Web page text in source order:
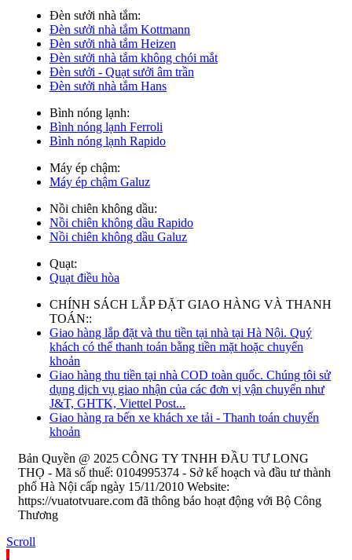
Đèn sưởi nhà tắm:
Đèn sưởi nhà tắm Kottmann
Đèn sưởi nhà tắm Heizen
Đèn sưởi nhà tắm không chói mắt
Đèn sưởi - Quạt sưởi âm trần
Đèn sưởi nhà tắm Hans
Bình nóng lạnh:
Bình nóng lạnh Ferroli
Bình nóng lạnh Rapido
Máy ép chậm:
Máy ép chậm Galuz
Nồi chiên không dầu:
Nồi chiên không dầu Rapido
Nồi chiên không dầu Galuz
Quạt:
Quạt điều hòa
CHÍNH SÁCH LẮP ĐẶT GIAO HÀNG VÀ THANH
TOÁN::
Giao hàng lắp đặt và thu tiền tại nhà tại Hà Nội. Quý
khách có thể thanh toán bằng tiền mặt hoặc chuyển
khoản
Giao hàng thu tiền tại nhà COD toàn quốc. Chúng tôi sử
dụng dịch vụ giao nhận của các đơn vị vận chuyển như
J&T, GHTK, Viettel Post...
Giao hàng ra bến xe khách xe tải - Thanh toán chuyển
khoản
Bản Quyền @ 2025 CÔNG TY TNHH ĐẦU TƯ LONG
THỌ - Mã số thuế: 0104995374 - Sở kế hoạch và đầu tư thành
phố Hà Nội cấp ngày 15/11/2010 Website:
https://vuatotvuare.com đã thông báo hoạt động với Bộ Công
Thương
Scroll
.